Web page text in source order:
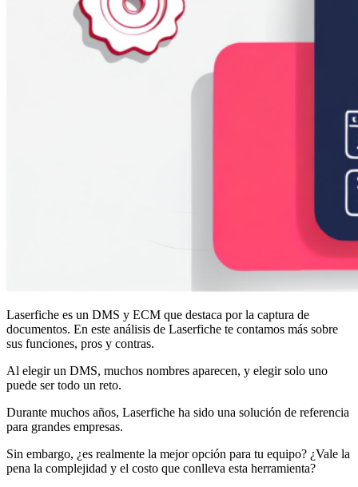
Laserfiche es un DMS y ECM que destaca por la captura de
documentos. En este análisis de Laserfiche te contamos más sobre
sus funciones, pros y contras.
Al elegir un DMS, muchos nombres aparecen, y elegir solo uno
puede ser todo un reto.
Durante muchos años, Laserfiche ha sido una solución de referencia
para grandes empresas.
Sin embargo, ¿es realmente la mejor opción para tu equipo? ¿Vale la
pena la complejidad y el costo que conlleva esta herramienta?